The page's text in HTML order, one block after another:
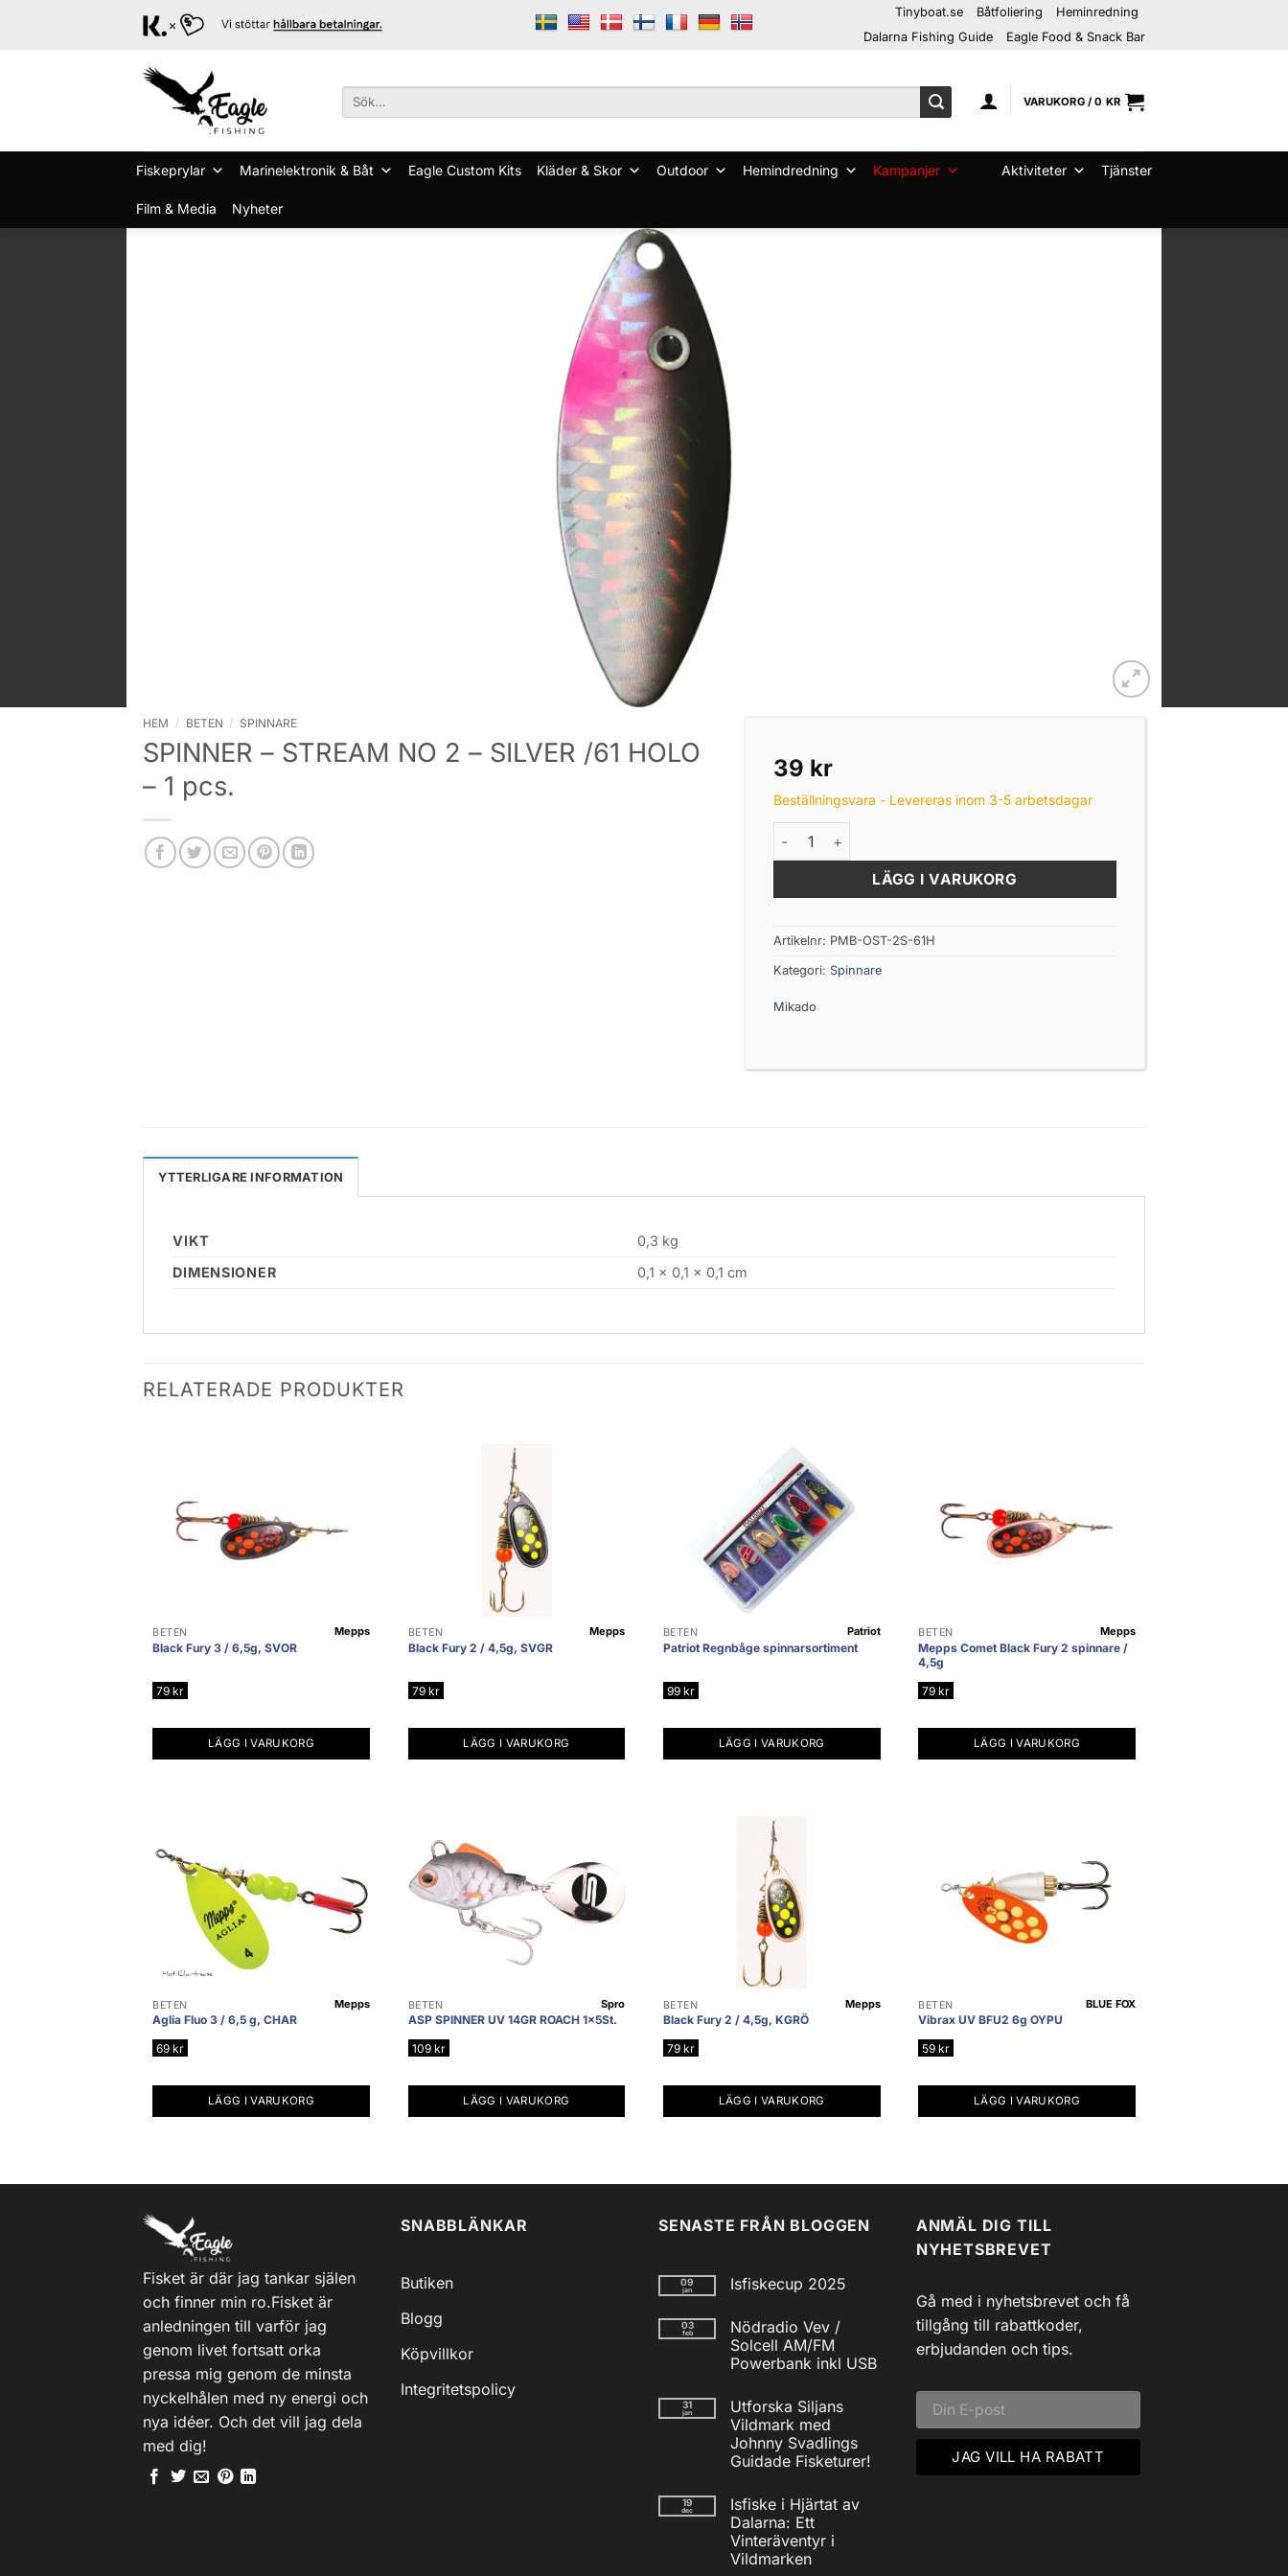
Tinyboat.se Båtfoliering
Heminredning
Dalarna Fishing Guide
Eagle Food & Snack Bar
Sök
VARUKORG /0 KR
Fiskeprylar Marinelektronik & Båt Eagle Custom Kits Kläder & Skor Outdoor Hemindredning Kampanjer Aktiviteter Tjänster
Film & Media Nyheter
HEM / BETEN / SPINNARE
SPINNER – STREAM NO 2 – SILVER /61 HOLO
– 1 pcs.
39 kr
Beställningsvara - Levereras inom 3-5 arbetsdagar
SPINNER - STREAM NO 2 - SILVER /61 HOLO - 1 pcs. mängd
LÄGG I VARUKORG
Artikelnr: PMB-OST-2S-61H
Kategori: Spinnare
Mikado
YTTERLIGARE INFORMATION
VIKT
0,3 kg
DIMENSIONER
0,1 × 0,1 × 0,1 cm
RELATERADE PRODUKTER
BETEN
Black Fury 3 / 6,5g, SVOR
Mepps
79 kr
LÄGG I VARUKORG
BETEN
Black Fury 2 / 4,5g, SVGR
Mepps
79 kr
LÄGG I VARUKORG
BETEN
Patriot Regnbåge spinnarsortiment
Patriot
99 kr
LÄGG I VARUKORG
BETEN
Mepps Comet Black Fury 2 spinnare /
4,5g
Mepps
79 kr
LÄGG I VARUKORG
BETEN
Aglia Fluo 3 / 6,5 g, CHAR
Mepps
69 kr
LÄGG I VARUKORG
BETEN
ASP SPINNER UV 14GR ROACH 1x5St.
Spro
109 kr
LÄGG I VARUKORG
BETEN
Black Fury 2 / 4,5g, KGRÖ
Mepps
79 kr
LÄGG I VARUKORG
BETEN
Vibrax UV BFU2 6g OYPU
BLUE FOX
59 kr
LÄGG I VARUKORG
Fisket är där jag tankar själen
och finner min ro.Fisket är
anledningen till varför jag
genom livet fortsatt orka
pressa mig genom de minsta
nyckelhålen med ny energi och
nya idéer. Och det vill jag dela
med dig!
SNABBLÄNKAR
Butiken
Blogg
Köpvillkor
Integritetspolicy
SENASTE FRÅN BLOGGEN
09
jan Isfiskecup 2025
till
Isfiskecup
2025
03
feb
Nödradio Vev /
Solcell AM/FM
Powerbank inkl USB
till
Nödradio
Vev
/
Solcell
AM/FM
inkl
USB
31
jan
Utforska Siljans
Vildmark med
Johnny Svadlings
Guidade Fisketurer!
till
Utforska
Siljans
Vildmark
med
Johnny
19
dec
Isfiske i Hjärtat av
Dalarna: Ett
Vinteräventyr i
Vildmarken
ANMÄL DIG TILL
NYHETSBREVET
Gå med i nyhetsbrevet och få
tillgång till rabattkoder,
erbjudanden och tips.